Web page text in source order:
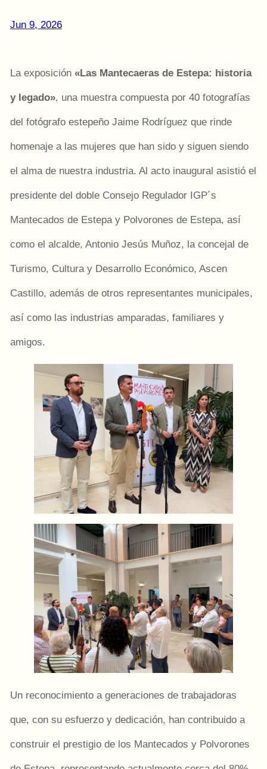
Jun 9, 2026
La exposición «Las Mantecaeras de Estepa: historia
y legado», una muestra compuesta por 40 fotografías
del fotógrafo estepeño Jaime Rodríguez que rinde
homenaje a las mujeres que han sido y siguen siendo
el alma de nuestra industria. Al acto inaugural asistió el
presidente del doble Consejo Regulador IGP´s
Mantecados de Estepa y Polvorones de Estepa, así
como el alcalde, Antonio Jesús Muñoz, la concejal de
Turismo, Cultura y Desarrollo Económico, Ascen
Castillo, además de otros representantes municipales,
así como las industrias amparadas, familiares y
amigos.
Un reconocimiento a generaciones de trabajadoras
que, con su esfuerzo y dedicación, han contribuido a
construir el prestigio de los Mantecados y Polvorones